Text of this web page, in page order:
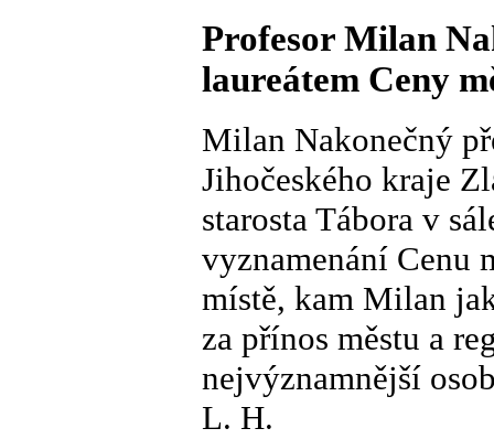
Profesor Milan
laureátem Ceny
Milan Nakonečný
Jihočeského kraje
starosta Tábora v
vyznamenání Cenu
místě, kam Milan
za přínos městu a
nejvýznamnější
L. H.